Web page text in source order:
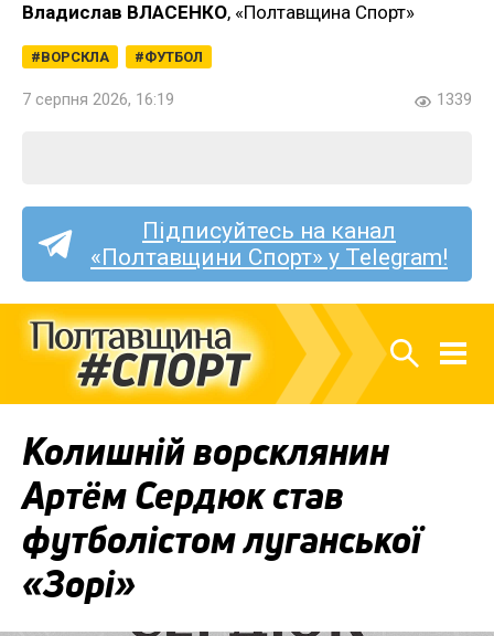
Владислав ВЛАСЕНКО, «Полтавщина Спорт»
ВОРСКЛА ФУТБОЛ
7 серпня 2026, 16:19 1339
Підписуйтесь на канал
«Полтавщини Спорт» у Telegram!
Колишній ворсклянин
Артём Сердюк став
футболістом луганської
«Зорі»